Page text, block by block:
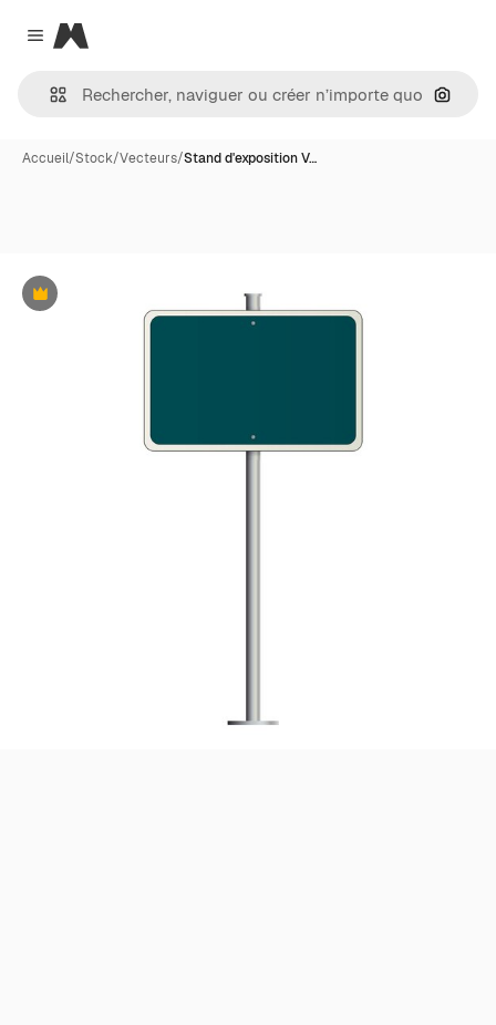
Close menu
Magnific
Accueil/Stock/Vecteurs/Stand d'exposition V…
Premium